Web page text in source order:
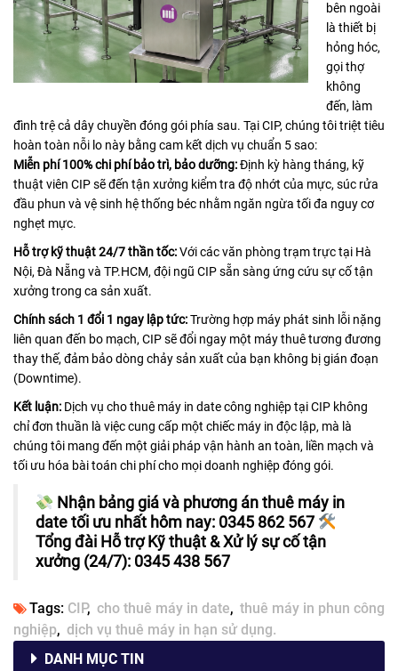
bên ngoài
là thiết bị
hỏng hóc,
gọi thợ
không
đến, làm
đình trệ cả dây chuyền đóng gói phía sau. Tại CIP, chúng tôi triệt tiêu
hoàn toàn nỗi lo này bằng cam kết dịch vụ chuẩn 5 sao:
Miễn phí 100% chi phí bảo trì, bảo dưỡng:Định kỳ hàng tháng, kỹ
thuật viên CIP sẽ đến tận xưởng kiểm tra độ nhớt của mực, súc rửa
đầu phun và vệ sinh hệ thống béc nhằm ngăn ngừa tối đa nguy cơ
nghẹt mực.
Hỗ trợ kỹ thuật 24/7 thần tốc:Với các văn phòng trạm trực tại Hà
Nội, Đà Nẵng và TP.HCM, đội ngũ CIP sẵn sàng ứng cứu sự cố tận
xưởng trong ca sản xuất.
Chính sách 1 đổi 1 ngay lập tức:Trường hợp máy phát sinh lỗi nặng
liên quan đến bo mạch, CIP sẽ đổi ngay một máy thuê tương đương
thay thế, đảm bảo dòng chảy sản xuất của bạn không bị gián đoạn
(Downtime).
Kết luận: Dịch vụ cho thuê máy in date công nghiệp tại CIP không
chỉ đơn thuần là việc cung cấp một chiếc máy in độc lập, mà là
chúng tôi mang đến một giải pháp vận hành an toàn, liền mạch và
tối ưu hóa bài toán chi phí cho mọi doanh nghiệp đóng gói.
Nhận bảng giá và phương án thuê máy in
date tối ưu nhất hôm nay: 0345 862 567
Tổng đài Hỗ trợ Kỹ thuật & Xử lý sự cố tận
xưởng (24/7): 0345 438 567
Tags: CIP cho thuê máy in date
thuê máy in phun công
nghiệp dịch vụ thuê máy in hạn sử dụng.
DANH MỤC TIN